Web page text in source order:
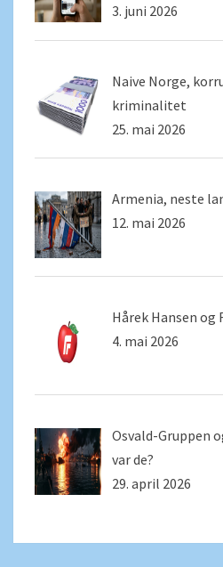
3. juni 2026
Naive Norge,
kriminalitet
25. mai 2026
Armenia, neste
12. mai 2026
Hårek Hansen og
4. mai 2026
Osvald-Gruppen
var de?
29. april 2026